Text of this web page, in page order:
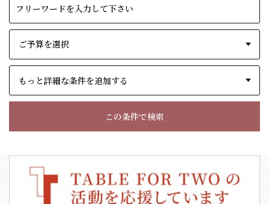
もっと詳細な条件を追加する
この条件で検索